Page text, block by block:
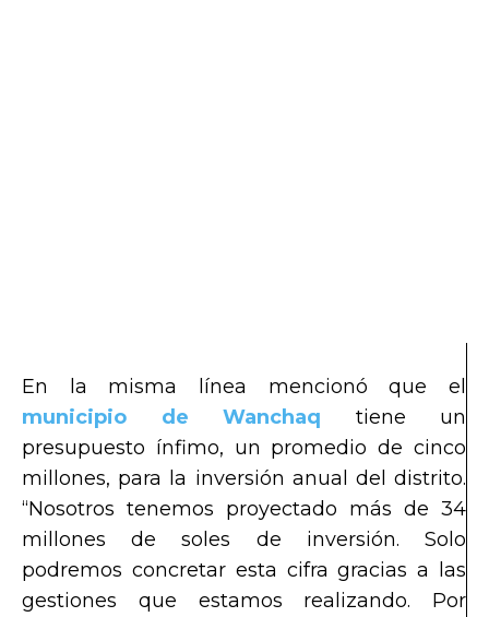
En la misma línea mencionó que el
municipio de Wanchaq tiene un
presupuesto ínfimo, un promedio de cinco
millones, para la inversión anual del distrito.
“Nosotros tenemos proyectado más de 34
millones de soles de inversión. Solo
podremos concretar esta cifra gracias a las
gestiones que estamos realizando. Por